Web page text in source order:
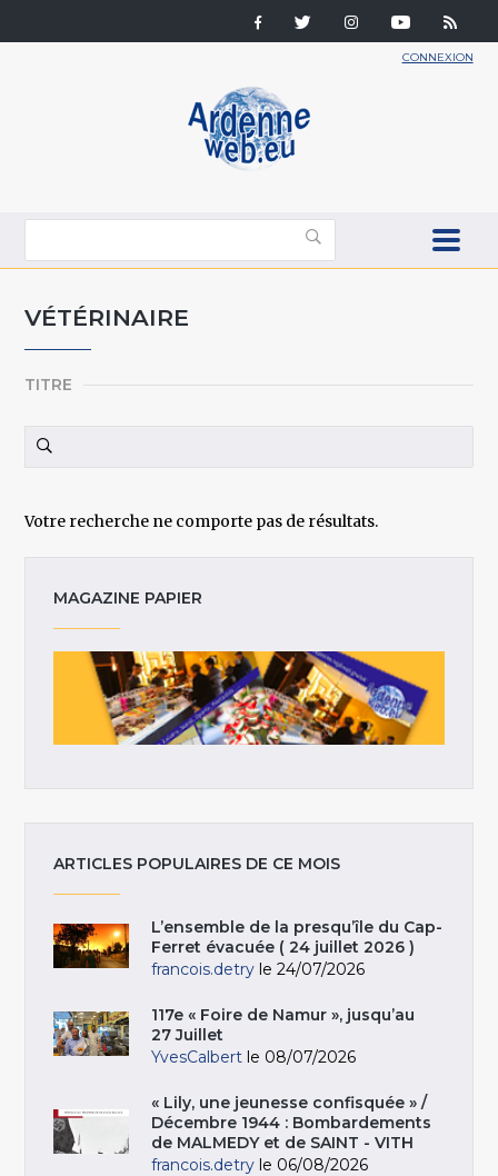
CONNEXION
VÉTÉRINAIRE
TITRE
Votre recherche ne comporte pas de résultats.
MAGAZINE PAPIER
ARTICLES POPULAIRES DE CE MOIS
L’ensemble de la presqu’île du Cap-
Ferret évacuée ( 24 juillet 2026 )
francois.detry le 24/07/2026
117e « Foire de Namur », jusqu’au
27 Juillet
YvesCalbert le 08/07/2026
« Lily, une jeunesse confisquée » /
Décembre 1944 : Bombardements
de MALMEDY et de SAINT - VITH
francois.detry le 06/08/2026